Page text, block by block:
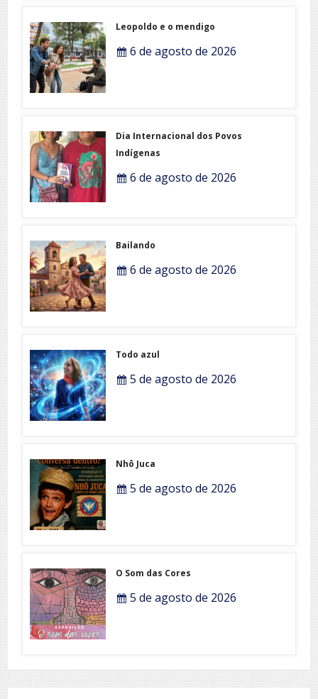
Leopoldo e o mendigo
6 de agosto de 2026
Dia Internacional dos Povos
Indígenas
6 de agosto de 2026
Bailando
6 de agosto de 2026
Todo azul
5 de agosto de 2026
Nhô Juca
5 de agosto de 2026
O Som das Cores
5 de agosto de 2026